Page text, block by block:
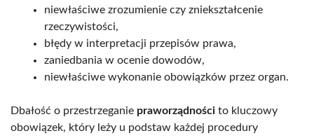
niewłaściwe zrozumienie czy zniekształcenie
rzeczywistości,
błędy w interpretacji przepisów prawa,
zaniedbania w ocenie dowodów,
niewłaściwe wykonanie obowiązków przez organ.
Dbałość o przestrzeganie praworządności to kluczowy
obowiązek, który leży u podstaw każdej procedury